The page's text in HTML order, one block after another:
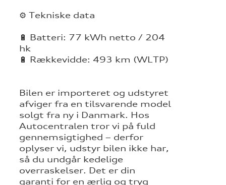
⚙️ Tekniske data
🔋 Batteri: 77 kWh netto / 204
hk
🔋 Rækkevidde: 493 km (WLTP)
Bilen er importeret og udstyret
afviger fra en tilsvarende model
solgt fra ny i Danmark. Hos
Autocentralen tror vi på fuld
gennemsigtighed – derfor
oplyser vi, udstyr bilen ikke har,
så du undgår kedelige
overraskelser. Det er din
garanti for en ærlig og tryg